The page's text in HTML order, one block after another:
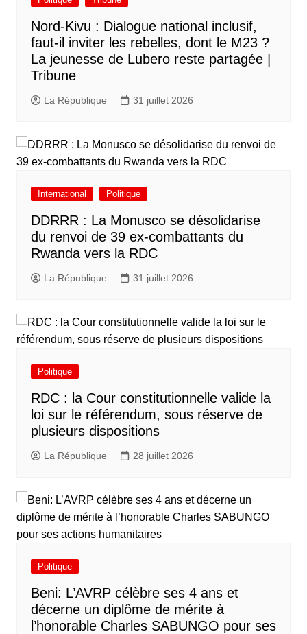
Nord-Kivu : Dialogue national inclusif,
faut-il inviter les rebelles, dont le M23 ?
La jeunesse de Lubero reste partagée |
Tribune
La République 31 juillet 2026
International Politique
DDRRR : La Monusco se désolidarise
du renvoi de 39 ex-combattants du
Rwanda vers la RDC
La République 31 juillet 2026
Politique
RDC : la Cour constitutionnelle valide la
loi sur le référendum, sous réserve de
plusieurs dispositions
La République 28 juillet 2026
Politique
Beni: L’AVRP célèbre ses 4 ans et
décerne un diplôme de mérite à
l’honorable Charles SABUNGO pour ses